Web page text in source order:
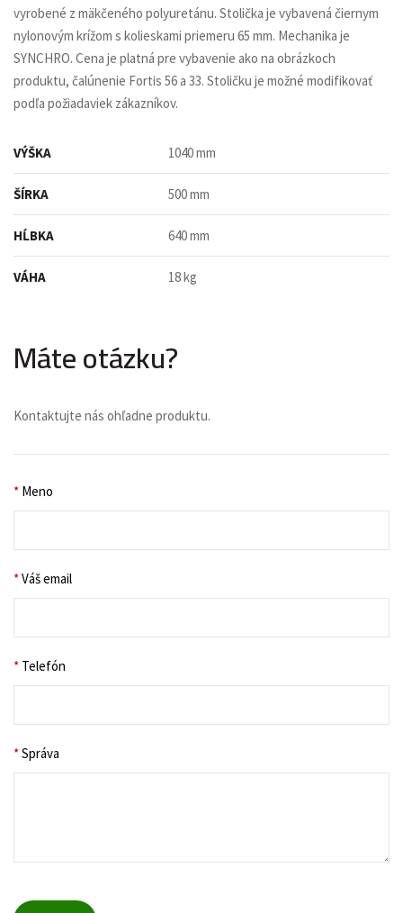
vyrobené z mäkčeného polyuretánu. Stolička je vybavená čiernym
nylonovým krížom s kolieskami priemeru 65 mm. Mechanika je
SYNCHRO. Cena je platná pre vybavenie ako na obrázkoch
produktu, čalúnenie Fortis 56 a 33. Stoličku je možné modifikovať
podľa požiadaviek zákazníkov.
VÝŠKA 1040 mm
ŠÍRKA 500 mm
HĹBKA 640 mm
VÁHA 18 kg
Máte otázku?
Kontaktujte nás ohľadne produktu.
* Meno
*Váš email
* Telefón
*Správa